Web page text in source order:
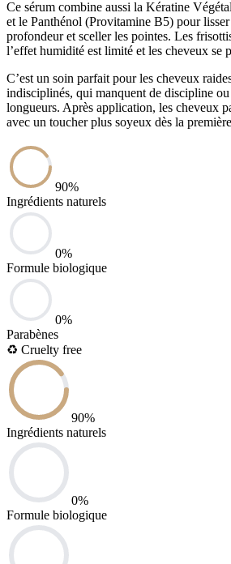
Ce sérum combine aussi la Kératine
et le Panthénol (Provitamine B5) pour
profondeur et sceller les pointes. Les
l’effet humidité est limité et les cheveux se
C’est un soin parfait pour les cheveux
indisciplinés, qui manquent de discipline
longueurs. Après application, les cheveux
avec un toucher plus soyeux dès la
90%
Ingrédients naturels
0%
Formule biologique
0%
Parabènes
♻️ Cruelty free
90%
Ingrédients naturels
0%
Formule biologique